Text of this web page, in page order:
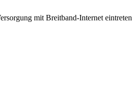
mit Breitband-Internet eintreten